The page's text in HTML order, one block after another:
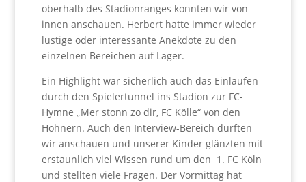
oberhalb des Stadionranges konnten wir von
innen anschauen. Herbert hatte immer wieder
lustige oder interessante Anekdote zu den
einzelnen Bereichen auf Lager.
Ein Highlight war sicherlich auch das Einlaufen
durch den Spielertunnel ins Stadion zur FC-
Hymne „Mer stonn zo dir, FC Kölle“ von den
Höhnern. Auch den Interview-Bereich durften
wir anschauen und unserer Kinder glänzten mit
erstaunlich viel Wissen rund um den 1. FC Köln
und stellten viele Fragen. Der Vormittag hat